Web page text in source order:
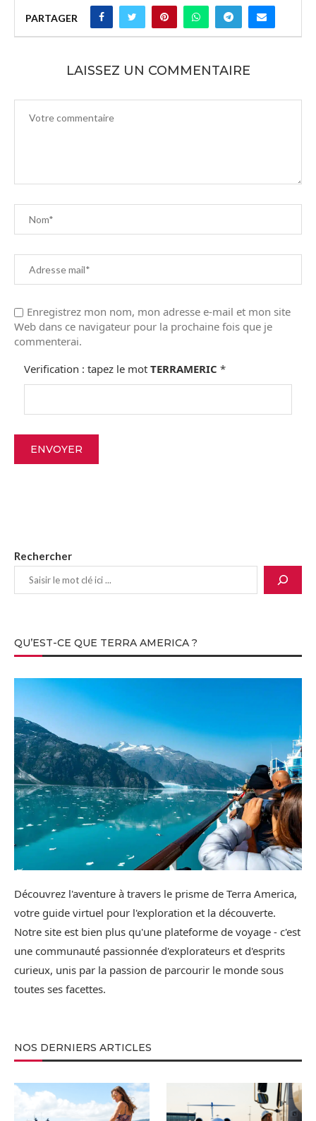
PARTAGER
LAISSEZ UN COMMENTAIRE
Enregistrez mon nom, mon adresse e-mail et mon site
Web dans ce navigateur pour la prochaine fois que je
commenterai.
Verification : tapez le mot TERRAMERIC *
Rechercher
QU’EST-CE QUE TERRA AMERICA ?
Découvrez l'aventure à travers le prisme de Terra America,
votre guide virtuel pour l'exploration et la découverte.
Notre site est bien plus qu'une plateforme de voyage - c'est
une communauté passionnée d'explorateurs et d'esprits
curieux, unis par la passion de parcourir le monde sous
toutes ses facettes.
NOS DERNIERS ARTICLES